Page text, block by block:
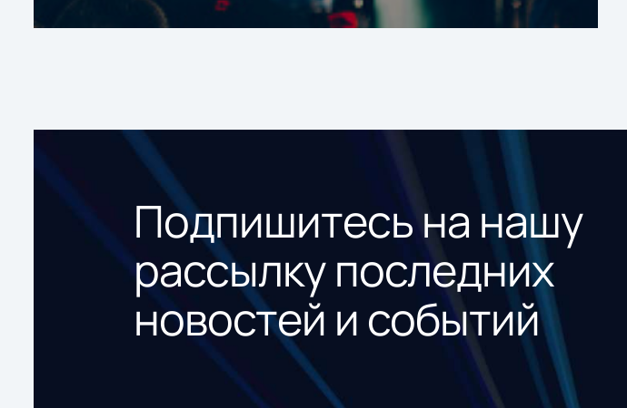
Подпишитесь на нашу
рассылку последних
новостей и событий